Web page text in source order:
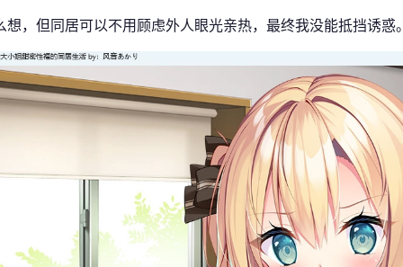
想，但同居可以不用顾虑外人眼光亲热，最终我没能抵挡诱惑